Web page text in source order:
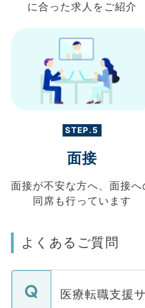
に合った求人を ご紹介
STEP.5
面接
面接が不安な方へ、 面接へ
同席も行っています
よくあるご質問
医療転職支援